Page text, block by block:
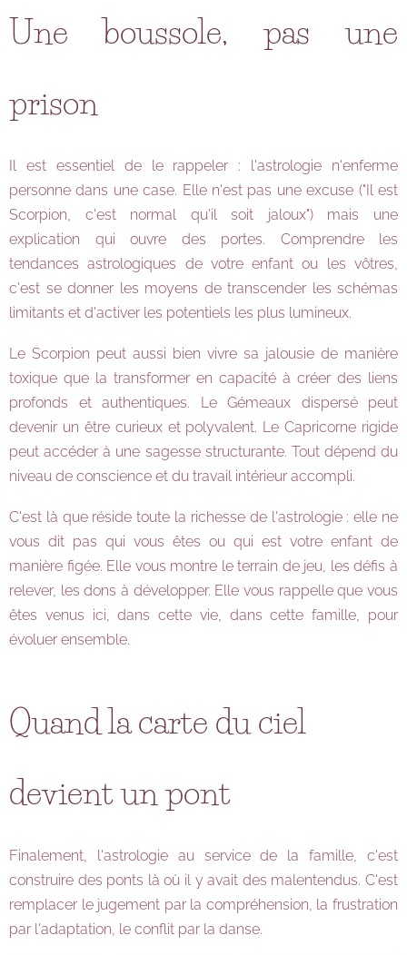
Une boussole, pas une
prison
Il est essentiel de le rappeler : l'astrologie n'enferme
personne dans une case. Elle n'est pas une excuse ("Il est
Scorpion, c'est normal qu'il soit jaloux") mais une
explication qui ouvre des portes. Comprendre les
tendances astrologiques de votre enfant ou les vôtres,
c'est se donner les moyens de transcender les schémas
limitants et d'activer les potentiels les plus lumineux.
Le Scorpion peut aussi bien vivre sa jalousie de manière
toxique que la transformer en capacité à créer des liens
profonds et authentiques. Le Gémeaux dispersé peut
devenir un être curieux et polyvalent. Le Capricorne rigide
peut accéder à une sagesse structurante. Tout dépend du
niveau de conscience et du travail intérieur accompli.
C'est là que réside toute la richesse de l'astrologie : elle ne
vous dit pas qui vous êtes ou qui est votre enfant de
manière figée. Elle vous montre le terrain de jeu, les défis à
relever, les dons à développer. Elle vous rappelle que vous
êtes venus ici, dans cette vie, dans cette famille, pour
évoluer ensemble.
Quand la carte du ciel
devient un pont
Finalement, l'astrologie au service de la famille, c'est
construire des ponts là où il y avait des malentendus. C'est
remplacer le jugement par la compréhension, la frustration
par l'adaptation, le conflit par la danse.